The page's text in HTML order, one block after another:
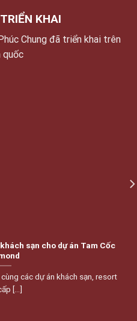
KHAI
Chung đã triển khai trên
quốc
sạn cho dự án Tam Cốc
các dự án khách sạn, resort
[...]